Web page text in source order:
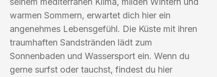
warmen Sommern, erwartet dich hier ein
angenehmes Lebensgefühl. Die Küste mit ihren
traumhaften Sandstränden lädt zum
Sonnenbaden und Wassersport ein. Wenn du
gerne surfst oder tauchst, findest du hier